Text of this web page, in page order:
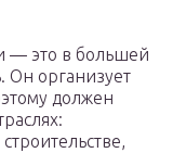
— это в большей
Он организует
должен